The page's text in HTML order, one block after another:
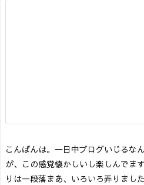
こんばんは。一日中ブログいじるな
が、この感覚懐かしいし楽しんでま
りは一段落まあ、いろいろ弄りました